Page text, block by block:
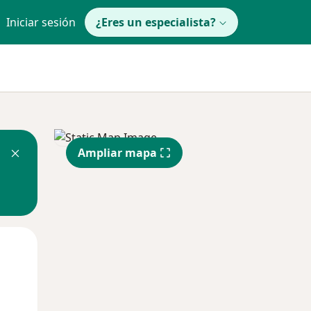
Iniciar sesión ¿Eres un especialista?
Ampliar mapa